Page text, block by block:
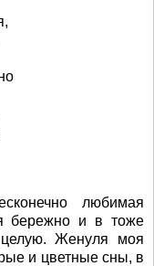
любимая
бережно и в тоже
Женуля моя
и цветные сны, в